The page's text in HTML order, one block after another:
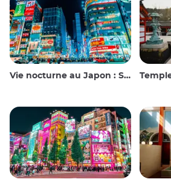
Vie nocturne au Japon : Sortir, voir et boire Temples